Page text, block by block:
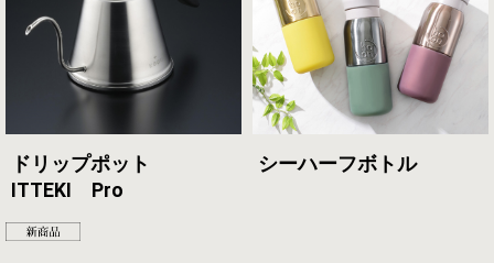
ドリップポット
ITTEKI Pro
シーハーフボトル